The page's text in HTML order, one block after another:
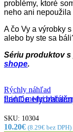
na
produktu.
problémy, ktoré
neho ani nepoužila
A čo Vy a výrobky
alebo by ste sa
Sériu produktov
shope.
Rýchly náhľad
Pridať medzi
tianDe
SKU: 10304
10.20€ (8.29€ bez DPH)